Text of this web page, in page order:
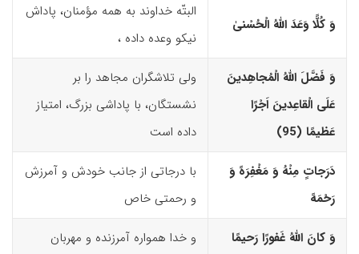
وَ کُلًّا وَعَدَ اللّهُ الْحُسْنیٰ
البتّه خداوند به همه مؤمنان، پاداش
نیکو وعده داده ،
وَ فَضَّلَ اللّهُ الْمُجاهِدینَ
عَلَى الْقاعِدینَ اَجْرًا
عَظیمًا (95)‏
ولی تلاشگران مجاهد را بر
نشستگان، با پاداشی بزرگ، امتیاز
داده است
دَرَجاتٍ مِنْهُ وَ مَغْفِرَهً وَ
رَحْمَهً
با درجاتی از جانب خودش و آمرزش
و رحمتی خاص
وَ کانَ اللّهُ غَفورًا رَحیمًا
و خدا همواره آمرزنده و مهربان